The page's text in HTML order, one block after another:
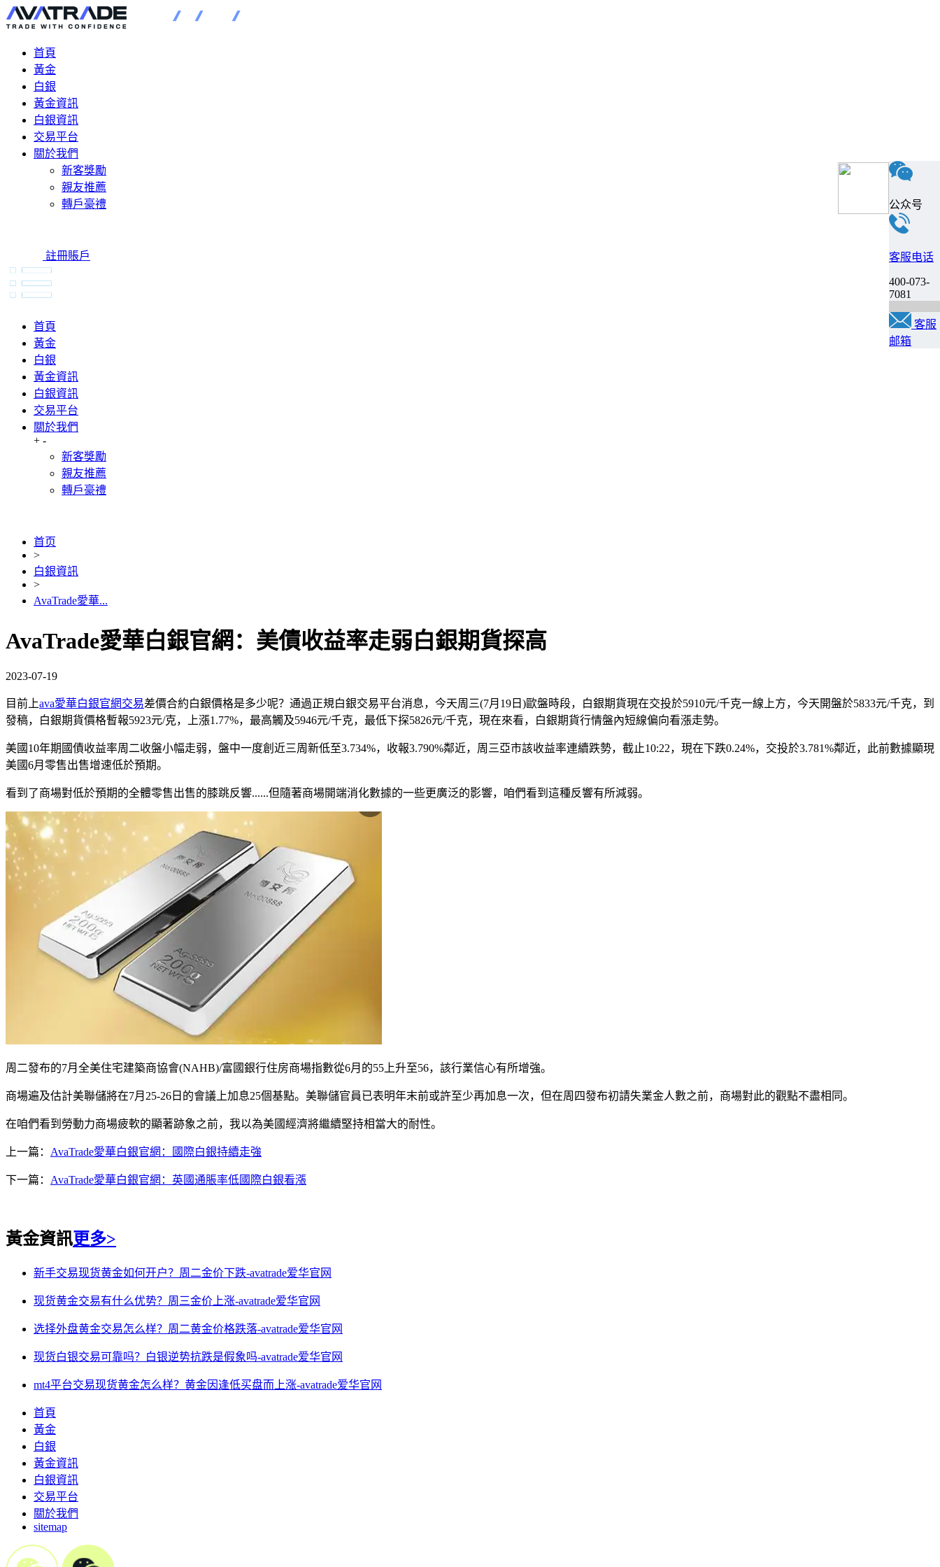
首頁
黃金
白銀
黃金資訊
白銀資訊
交易平台
關於我們
新客獎勵
親友推薦
轉戶豪禮
註冊賬戶
首頁
黃金
白銀
黃金資訊
白銀資訊
交易平台
關於我們
+ -
新客獎勵
親友推薦
轉戶豪禮
首页
>
白銀資訊
>
AvaTrade愛華...
AvaTrade愛華白銀官網：美債收益率走弱白銀期貨探高
2023-07-19
目前上ava愛華白銀官網交易差價合約白銀價格是多少呢？通過正規白銀交易平台消息，今天周三(7月19日)歐盤時段，白銀期貨現在交投於5910元/千克一線上方，今天開盤於5833元/千克，到
發稿，白銀期貨價格暫報5923元/克，上漲1.77%，最高觸及5946元/千克，最低下探5826元/千克，現在來看，白銀期貨行情盤內短線偏向看漲走勢。
美國10年期國債收益率周二收盤小幅走弱，盤中一度創近三周新低至3.734%，收報3.790%鄰近，周三亞市該收益率連續跌勢，截止10:22，現在下跌0.24%，交投於3.781%鄰近，此前數據顯現
美國6月零售出售增速低於預期。
看到了商場對低於預期的全體零售出售的膝跳反響......但隨著商場開端消化數據的一些更廣泛的影響，咱們看到這種反響有所減弱。
周二發布的7月全美住宅建築商協會(NAHB)/富國銀行住房商場指數從6月的55上升至56，該行業信心有所增強。
商場遍及估計美聯儲將在7月25-26日的會議上加息25個基點。美聯儲官員已表明年末前或許至少再加息一次，但在周四發布初請失業金人數之前，商場對此的觀點不盡相同。
在咱們看到勞動力商場疲軟的顯著跡象之前，我以為美國經濟將繼續堅持相當大的耐性。
上一篇： AvaTrade愛華白銀官網：國際白銀持續走強
下一篇： AvaTrade愛華白銀官網：英國通脹率低國際白銀看漲
黃金資訊更多>
新手交易现货黄金如何开户？周二金价下跌-avatrade爱华官网
现货黄金交易有什么优势？周三金价上涨-avatrade爱华官网
选择外盘黄金交易怎么样？周二黄金价格跌落-avatrade爱华官网
现货白银交易可靠吗？白银逆势抗跌是假象吗-avatrade爱华官网
mt4平台交易现货黄金怎么样？黄金因逢低买盘而上涨-avatrade爱华官网
首頁
黃金
白銀
黃金資訊
白銀資訊
交易平台
關於我們
sitemap
公众号
客服电话
400-073-
7081
客服
邮箱